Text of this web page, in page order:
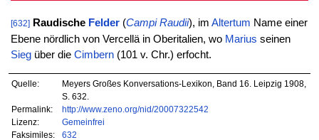
[632] Raudische Felder(Campi Raudii), im Altertum Name einer
Ebene nördlich von Vercellä in Oberitalien, wo Marius seinen
Siegüber die Cimbern(101 v. Chr.) erfocht.
Quelle:
Meyers Großes Konversations-Lexikon, Band 16. Leipzig 1908,
S. 632.
Permalink:
http://www.zeno.org/nid/20007322542
Lizenz:
Gemeinfrei
Faksimiles:
632